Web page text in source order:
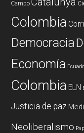
Campo
Colombia
Democracia
Economía
Colombia ELN
Justicia de paz
Neoliberalismo